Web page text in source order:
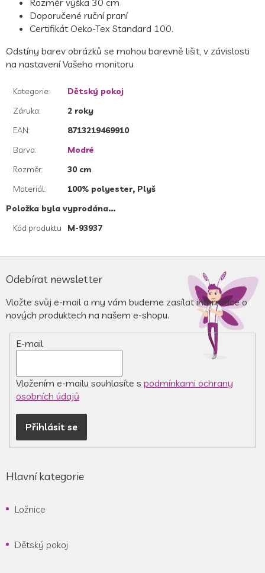
Rozměr výška 30 cm
Doporučené ruční praní
Certifikát Oeko-Tex Standard 100.
Odstíny barev obrázků se mohou barevně lišit, v závislosti
na nastavení Vašeho monitoru
Kategorie:
Dětský pokoj
Záruka:
2 roky
EAN:
8713219469910
Barva:
Modré
Rozměr:
30 cm
Materiál:
100% polyester, Plyš
Položka byla vyprodána…
Kód produktu
M-93937
á
a
Odebírat newsletter
Vložte svůj e-mail a my vám budeme zasílat informace o
nových produktech na našem e-shopu.
E-mail
Vložením e-mailu souhlasíte s podmínkami ochrany
osobních údajů
Přihlásit se
Hlavní kategorie
Ložnice
Dětský pokoj